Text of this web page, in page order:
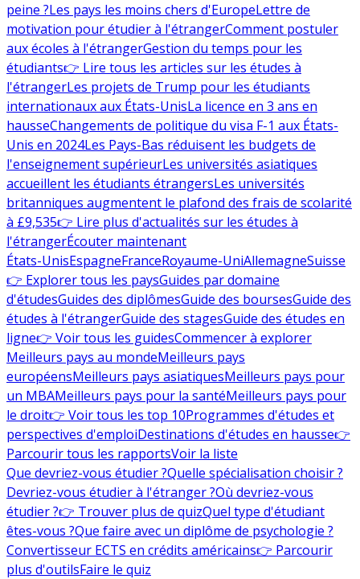
peine ?Les pays les moins chers d'EuropeLettre de
motivation pour étudier à l'étrangerComment postuler
aux écoles à l'étrangerGestion du temps pour les
étudiants👉 Lire tous les articles sur les études à
l'étrangerLes projets de Trump pour les étudiants
internationaux aux États-UnisLa licence en 3 ans en
hausseChangements de politique du visa F-1 aux États-
Unis en 2024Les Pays-Bas réduisent les budgets de
l'enseignement supérieurLes universités asiatiques
accueillent les étudiants étrangersLes universités
britanniques augmentent le plafond des frais de scolarité
à £9,535👉 Lire plus d'actualités sur les études à
l'étrangerÉcouter maintenant
États-UnisEspagneFranceRoyaume-UniAllemagneSuisse
👉 Explorer tous les paysGuides par domaine
d'étudesGuides des diplômesGuide des boursesGuide des
études à l'étrangerGuide des stagesGuide des études en
ligne👉 Voir tous les guidesCommencer à explorer
Meilleurs pays au mondeMeilleurs pays
européensMeilleurs pays asiatiquesMeilleurs pays pour
un MBAMeilleurs pays pour la santéMeilleurs pays pour
le droit👉 Voir tous les top 10Programmes d'études et
perspectives d'emploiDestinations d'études en hausse👉
Parcourir tous les rapportsVoir la liste
Que devriez-vous étudier ?Quelle spécialisation choisir ?
Devriez-vous étudier à l'étranger ?Où devriez-vous
étudier ?👉 Trouver plus de quizQuel type d'étudiant
êtes-vous ?Que faire avec un diplôme de psychologie ?
Convertisseur ECTS en crédits américains👉 Parcourir
plus d'outilsFaire le quiz